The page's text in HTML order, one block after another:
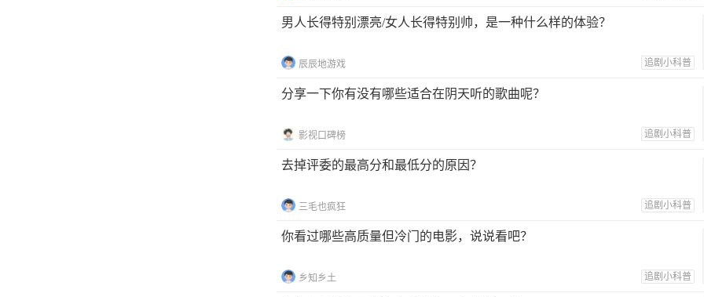
男人长得特别漂亮/女人长得特别帅，是一种什么样的体验？
辰辰地游戏 追剧小科普
分享一下你有没有哪些适合在阴天听的歌曲呢？
影视口碑榜 追剧小科普
去掉评委的最高分和最低分的原因？
三毛也疯狂 追剧小科普
你看过哪些高质量但冷门的电影，说说看吧？
乡知乡土 追剧小科普